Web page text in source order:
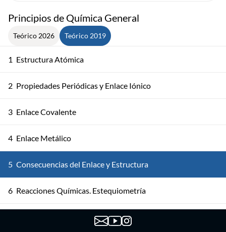
Principios de Química General
Teórico 2026 Teórico 2019
1 Estructura Atómica
2 Propiedades Periódicas y Enlace Iónico
3 Enlace Covalente
4 Enlace Metálico
5 Consecuencias del Enlace y Estructura
6 Reacciones Químicas. Estequiometría